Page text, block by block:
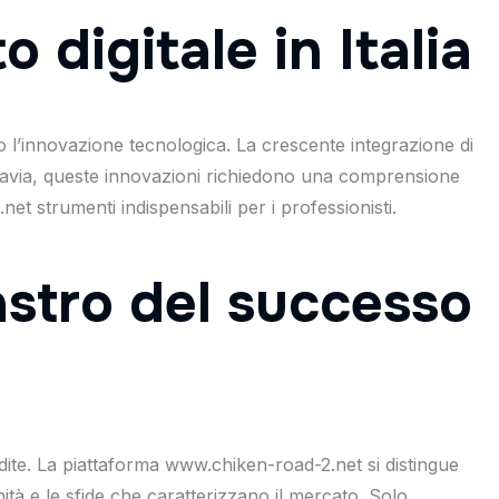
digitale in Italia
tecnologica. La crescente integrazione di
queste innovazioni richiedono una comprensione
strumenti indispensabili per i professionisti.
del successo
La piattaforma www.chiken-road-2.net si distingue